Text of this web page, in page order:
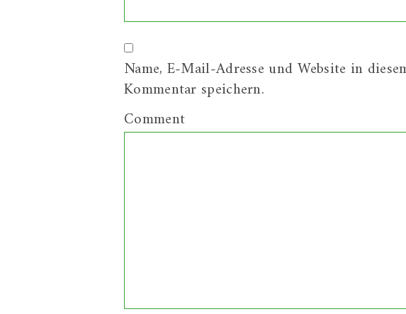
Name, E-Mail-Adresse und Website in
Kommentar speichern.
Comment